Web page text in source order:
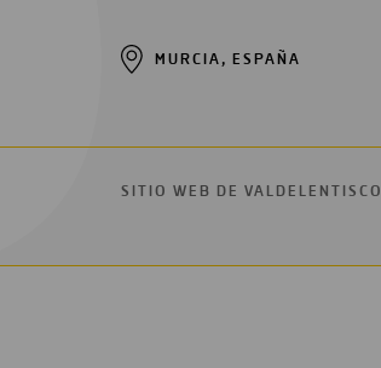
MURCIA, ESPAÑA
SITIO WEB DE VALDELENTISCO